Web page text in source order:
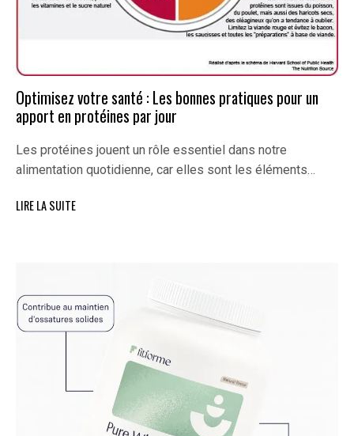
Optimisez votre santé : Les bonnes pratiques pour un
apport en protéines par jour
Les protéines jouent un rôle essentiel dans notre
alimentation quotidienne, car elles sont les éléments…
LIRE LA SUITE